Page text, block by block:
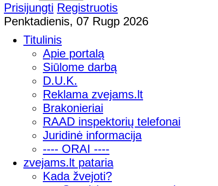
Prisijungti Registruotis
Penktadienis, 07 Rugp 2026
Titulinis
Apie portalą
Siūlome darbą
D.U.K.
Reklama zvejams.lt
Brakonieriai
RAAD inspektorių telefonai
Juridinė informacija
---- ORAI ----
zvejams.lt pataria
Kada žvejoti?